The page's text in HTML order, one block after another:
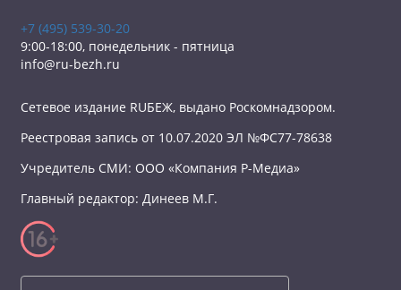
+7 (495) 539-30-20
9:00-18:00, понедельник - пятница
info@ru-bezh.ru
Сетевое издание RUБЕЖ, выдано Роскомнадзором.
Реестровая запись от 10.07.2020 ЭЛ №ФС77-78638
Учредитель СМИ: ООО «Компания Р-Медиа»
Главный редактор: Динеев М.Г.